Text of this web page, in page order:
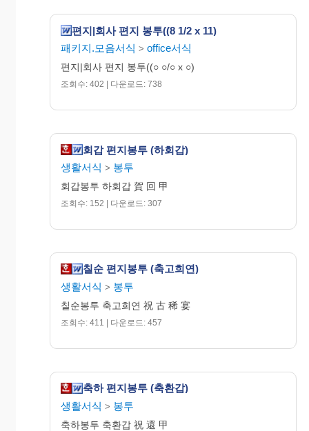
편지|회사 편지 봉투((8 1/2 x 11)
패키지.모음서식 > office서식
편지|회사 편지 봉투((○ ○/○ x ○)
조회수: 402 | 다운로드: 738
회갑 편지봉투 (하회갑)
생활서식 > 봉투
회갑봉투 하회갑 賀 回 甲
조회수: 152 | 다운로드: 307
칠순 편지봉투 (축고희연)
생활서식 > 봉투
칠순봉투 축고희연 祝 古 稀 宴
조회수: 411 | 다운로드: 457
축하 편지봉투 (축환갑)
생활서식 > 봉투
축하봉투 축환갑 祝 還 甲